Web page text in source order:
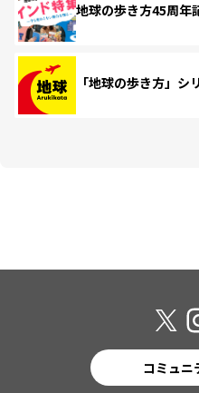
地球の歩き方45周年
「地球の歩き方」シ
コミュニ